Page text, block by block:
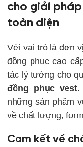
cho giải pháp
toàn diện
Với vai trò là đơn
đồng phục cao
tác lý tưởng cho
đồng phục vest.
những sản phẩm
về chất lượng,
Cam kết về